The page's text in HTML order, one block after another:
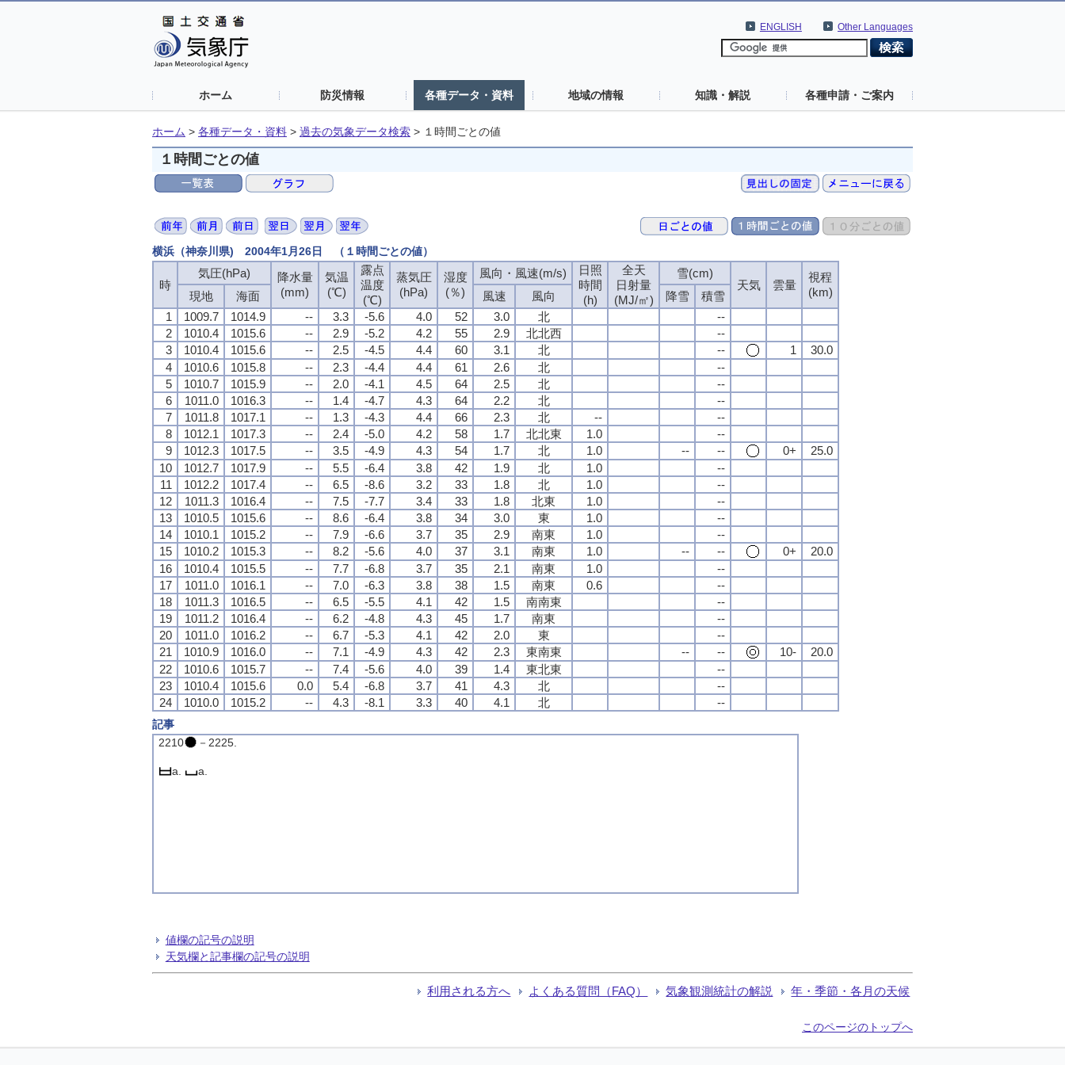
Other Languages
ENGLISH
ホーム 防災情報 各種データ・資料 地域の情報 知識・解説 各種申請・ご案内
ホーム > 各種データ・資料 > 過去の気象データ検索 > １時間ごとの値
１時間ごとの値
横浜（神奈川県) 2004年1月26日 （１時間ごとの値）
時
気圧(hPa)
降水量
(mm)
気温
(℃)
露点
温度
(℃)
蒸気圧
(hPa)
湿度
(％)
風向・風速(m/s)
日照
時間
(h)
全天
日射量
(MJ/㎡)
雪(cm)
天気
雲量
視程
(km)
現地 海面 風速 風向 降雪
積雪
1
1009.7 1014.9 -- 3.3 -5.6 4.0 52 3.0 北
--
2
1010.4 1015.6 -- 2.9 -5.2 4.2 55 2.9 北北西
--
3
1010.4 1015.6 -- 2.5 -4.5 4.4 60 3.1 北 -- 1
30.0
4
1010.6 1015.8 -- 2.3 -4.4 4.4 61 2.6 北
--
5
1010.7 1015.9 -- 2.0 -4.1 4.5 64 2.5 北
--
6
1011.0 1016.3 -- 1.4 -4.7 4.3 64 2.2 北
--
7
1011.8 1017.1 -- 1.3 -4.3 4.4 66 2.3 北 --
--
8
1012.1 1017.3 -- 2.4 -5.0 4.2 58 1.7 北北東 1.0
--
9
1012.3 1017.5 -- 3.5 -4.9 4.3 54 1.7 北 1.0 -- -- 0+
25.0
10
1012.7 1017.9 -- 5.5 -6.4 3.8 42 1.9 北 1.0
--
11
1012.2 1017.4 -- 6.5 -8.6 3.2 33 1.8 北 1.0
--
12
1011.3 1016.4 -- 7.5 -7.7 3.4 33 1.8 北東 1.0
--
13
1010.5 1015.6 -- 8.6 -6.4 3.8 34 3.0 東 1.0
--
14
1010.1 1015.2 -- 7.9 -6.6 3.7 35 2.9 南東 1.0
--
15
1010.2 1015.3 -- 8.2 -5.6 4.0 37 3.1 南東 1.0 -- -- 0+
20.0
16
1010.4 1015.5 -- 7.7 -6.8 3.7 35 2.1 南東 1.0
--
17
1011.0 1016.1 -- 7.0 -6.3 3.8 38 1.5 南東 0.6
--
18
1011.3 1016.5 -- 6.5 -5.5 4.1 42 1.5 南南東
--
19
1011.2 1016.4 -- 6.2 -4.8 4.3 45 1.7 南東
--
20
1011.0 1016.2 -- 6.7 -5.3 4.1 42 2.0 東
--
21
1010.9 1016.0 -- 7.1 -4.9 4.3 42 2.3 東南東 -- -- 10-
20.0
22
1010.6 1015.7 -- 7.4 -5.6 4.0 39 1.4 東北東
--
23
1010.4 1015.6 0.0 5.4 -6.8 3.7 41 4.3 北
--
24
1010.0 1015.2 -- 4.3 -8.1 3.3 40 4.1 北 --
記事
2210
－2225.
a. a.
値欄の記号の説明
天気欄と記事欄の記号の説明
利用される方へ よくある質問（FAQ） 気象観測統計の解説 年・季節・各月の天候
このページのトップへ